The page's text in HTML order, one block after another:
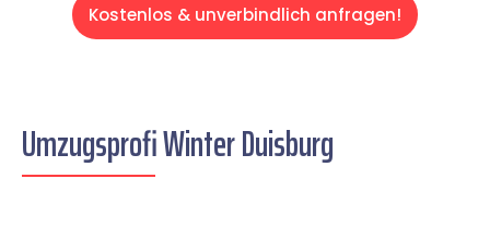
Kostenlos & unverbindlich anfragen!
Umzugsprofi Winter Duisburg